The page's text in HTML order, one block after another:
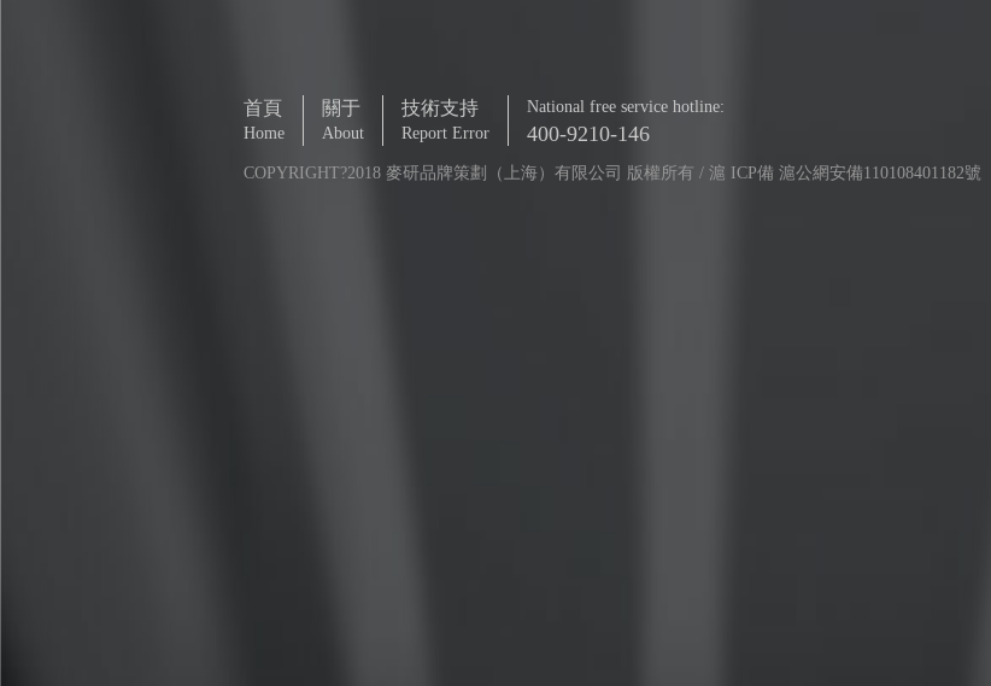
首頁
Home
關于
About
技術支持
Report Error
National free service hotline:
400-9210-146
COPYRIGHT?2018 麥研品牌策劃（上海）有限公司 版權所有 / 滬 ICP備 滬公網安備110108401182號